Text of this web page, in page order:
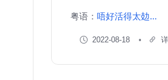
粤语：唔好活得太攰...
2022-08-18